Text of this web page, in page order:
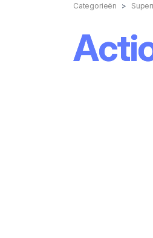
Categorieën